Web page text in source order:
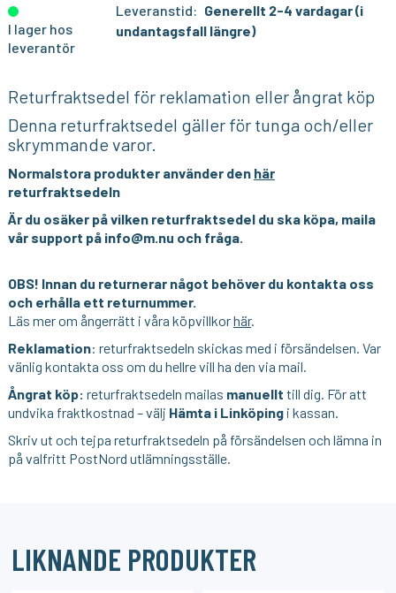
I lager hos
leverantör
Leveranstid: Generellt 2-4 vardagar (i
undantagsfall längre)
Returfraktsedel för reklamation eller ångrat köp
Denna returfraktsedel gäller för tunga och/eller
skrymmande varor.
Normalstora produkter använder den här
returfraktsedeln
Är du osäker på vilken returfraktsedel du ska köpa, maila
vår support på info@m.nu och fråga.
OBS! Innan du returnerar något behöver du kontakta oss
och erhålla ett returnummer.
Läs mer om ångerrätt i våra köpvillkorhär.
Reklamation: returfraktsedeln skickas med i försändelsen. Var
vänlig kontakta oss om du hellre vill ha den via mail.
Ångrat köp: returfraktsedeln mailas manuellt till dig. För att
undvika fraktkostnad – välj Hämta i Linköpingi kassan.
Skriv ut och tejpa returfraktsedeln på försändelsen och lämna in
på valfritt PostNord utlämningsställe.
LIKNANDE PRODUKTER